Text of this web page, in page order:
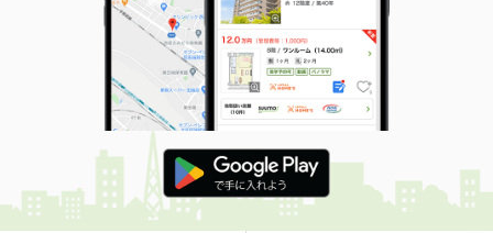
価 格
4.20万円
住 所
岐阜県大垣市笠縫町
専有面積 30.6m²
間取り
2DK
岐阜県岐阜市近島４
価 格
2.50万円